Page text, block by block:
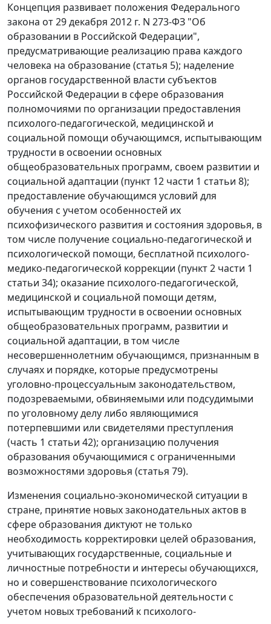
Концепция развивает положения Федерального
закона от 29 декабря 2012 г. N 273-ФЗ "Об
образовании в Российской Федерации",
предусматривающие реализацию права каждого
человека на образование (статья 5); наделение
органов государственной власти субъектов
Российской Федерации в сфере образования
полномочиями по организации предоставления
психолого-педагогической, медицинской и
социальной помощи обучающимся, испытывающим
трудности в освоении основных
общеобразовательных программ, своем развитии и
социальной адаптации (пункт 12 части 1 статьи 8);
предоставление обучающимся условий для
обучения с учетом особенностей их
психофизического развития и состояния здоровья, в
том числе получение социально-педагогической и
психологической помощи, бесплатной психолого-
медико-педагогической коррекции (пункт 2 части 1
статьи 34); оказание психолого-педагогической,
медицинской и социальной помощи детям,
испытывающим трудности в освоении основных
общеобразовательных программ, развитии и
социальной адаптации, в том числе
несовершеннолетним обучающимся, признанным в
случаях и порядке, которые предусмотрены
уголовно-процессуальным законодательством,
подозреваемыми, обвиняемыми или подсудимыми
по уголовному делу либо являющимися
потерпевшими или свидетелями преступления
(часть 1 статьи 42); организацию получения
образования обучающимися с ограниченными
возможностями здоровья (статья 79).
Изменения социально-экономической ситуации в
стране, принятие новых законодательных актов в
сфере образования диктуют не только
необходимость корректировки целей образования,
учитывающих государственные, социальные и
личностные потребности и интересы обучающихся,
но и совершенствование психологического
обеспечения образовательной деятельности с
учетом новых требований к психолого-